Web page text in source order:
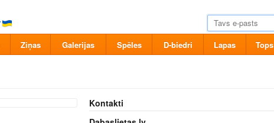
Ziņas Galerijas Spēles D-biedri Lapas Tops
Kontakti